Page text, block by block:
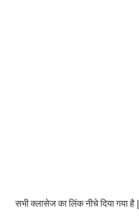
सभी क्लासेज का लिंक नीचे दिया गया है |